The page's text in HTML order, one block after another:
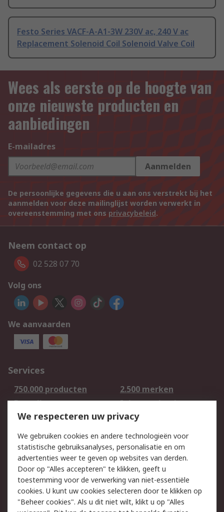
Festo Series VACF-A-A1-3W 230V ac, 240 V ac
Replacement Solenoid Coil Solenoid Valve Coil
Wees als eerste op de hoogte van
onze nieuwste producten en
aanbiedingen
E-mailadres
Aanmelden
De persoonlijke gegevens die u aan ons verstrekt bij het
aanmelden voor deze mailinglijst worden verwerkt in
overeenstemming met ons privacybeleid.
Neem contact op
02 528 07 70
Volg ons
We aanvaarden
Services
750.000 producten
2.500 merken
Bestellen
Inkoopoplossingen
Retouren
Technisch advies
Track & Trace
Wettelijk
Cookiebeleid
Email veiligheid
Privacybeleid -
Bijgewerkt
Websitevoorwaarden
We respecteren uw privacy
We gebruiken cookies en andere technologieën voor
statistische gebruiksanalyses, personalisatie en om
advertenties weer te geven op websites van derden.
Door op "Alles accepteren" te klikken, geeft u
toestemming voor de verwerking van niet-essentiële
cookies. U kunt uw cookies selecteren door te klikken op
"Beheer cookies". Als u dit niet wilt, klikt u op "Alles